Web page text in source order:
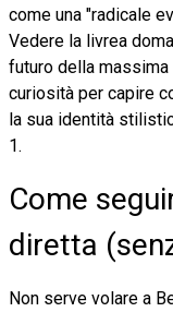
come una "radicale
Vedere la livrea
futuro della
curiosità per capire
la sua identità
1.
Come
diretta
Non serve volare a